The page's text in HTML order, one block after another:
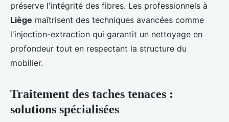
préserve l'intégrité des fibres. Les professionnels à
Liège maîtrisent des techniques avancées comme
l'injection-extraction qui garantit un nettoyage en
profondeur tout en respectant la structure du
mobilier.
Traitement des taches tenaces :
solutions spécialisées